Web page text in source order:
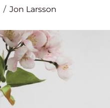
Jon Larsson